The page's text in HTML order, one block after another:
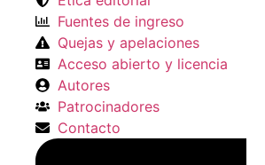
Fuentes de ingreso
Quejas y apelaciones
Acceso abierto y licencia
Autores
Patrocinadores
Contacto